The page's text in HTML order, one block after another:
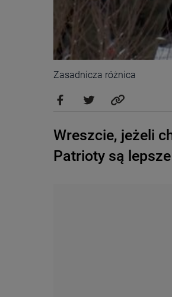
Zasadnicza różnica
Wreszcie, jeżeli
Patrioty są